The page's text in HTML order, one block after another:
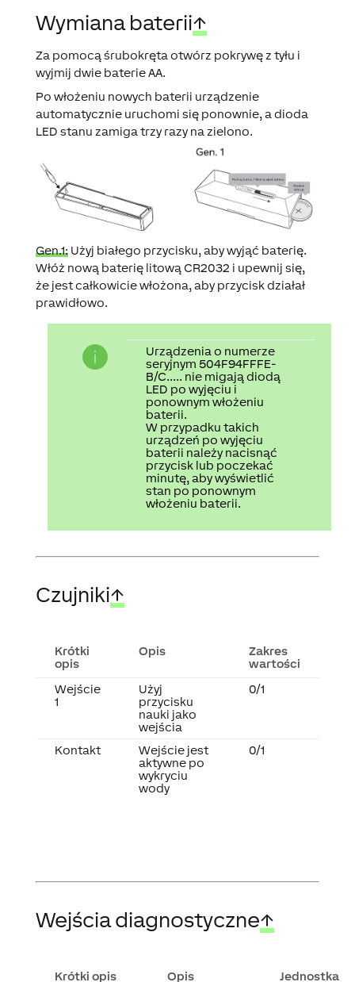
Wymiana baterii↑
Za pomocą śrubokręta otwórz pokrywę z tyłu i
wyjmij dwie baterie AA.
Po włożeniu nowych baterii urządzenie
automatycznie uruchomi się ponownie, a dioda
LED stanu zamiga trzy razy na zielono.
Gen.1:Użyj białego przycisku, aby wyjąć baterię.
Włóż nową baterię litową CR2032 i upewnij się,
że jest całkowicie włożona, aby przycisk działał
prawidłowo.
Urządzenia o numerze
seryjnym 504F94FFFE-
B/C..... nie migają diodą
LED po wyjęciu i
ponownym włożeniu
baterii.
W przypadku takich
urządzeń po wyjęciu
baterii należy nacisnąć
przycisk lub poczekać
minutę, aby wyświetlić
stan po ponownym
włożeniu baterii.
Czujniki↑
Krótki
opis
Opis
Zakres
wartości
Wejście
1
Użyj
przycisku
nauki jako
wejścia
0/1
Kontakt
Wejście jest
aktywne po
wykryciu
wody
0/1
Wejścia diagnostyczne↑
Krótki opis Opis Jednostka